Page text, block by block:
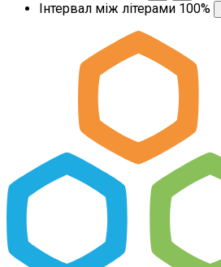
Інтервал між літерами 100%